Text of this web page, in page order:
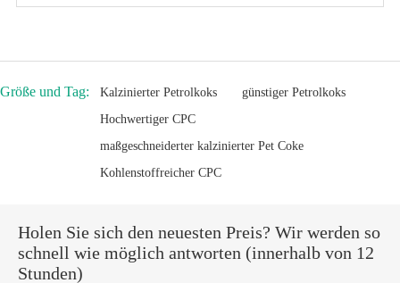
Größe und Tag: Kalzinierter Petrolkoks
günstiger Petrolkoks
Hochwertiger CPC
maßgeschneiderter kalzinierter Pet Coke
Kohlenstoffreicher CPC
Holen Sie sich den neuesten Preis? Wir werden so
schnell wie möglich antworten (innerhalb von 12
Stunden)